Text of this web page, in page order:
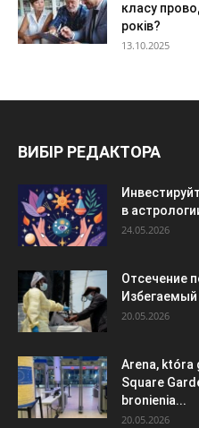
класу
років?
13.10.2025
ВИБІР РЕДАКТОРА
в
24.05.2026
Отсечение
20.05.2026
Arena, która
Square
bronienia...
20.05.2026